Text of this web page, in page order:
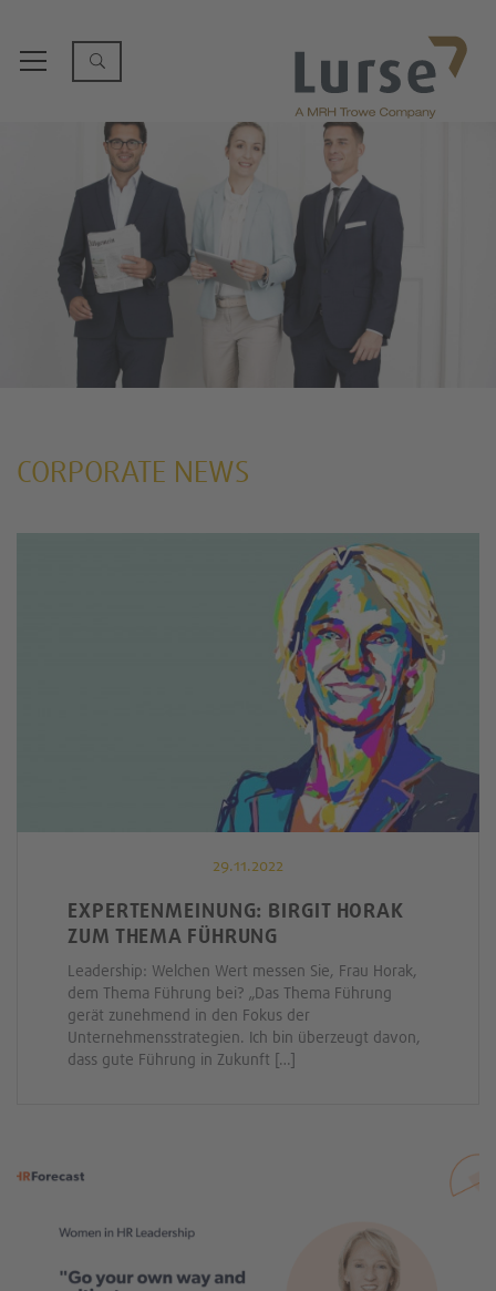
CORPORATE NEWS
29.11.2022
EXPERTENMEINUNG: BIRGIT HORAK
ZUM THEMA FÜHRUNG
Leadership: Welchen Wert messen Sie, Frau Horak,
dem Thema Führung bei? „Das Thema Führung
gerät zunehmend in den Fokus der
Unternehmensstrategien. Ich bin überzeugt davon,
dass gute Führung in Zukunft […]